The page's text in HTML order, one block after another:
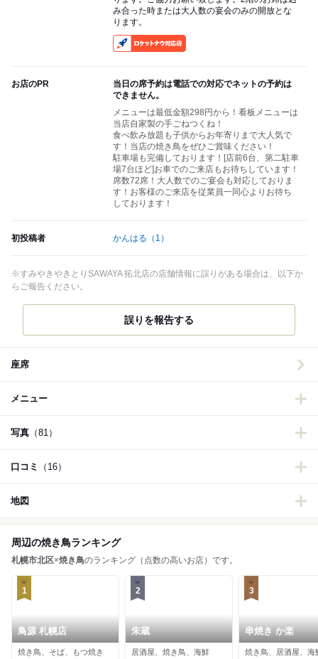
み合った時または大人数の宴会のみの開放とな
ります。
お店のPR
当日の席予約は電話での対応でネットの予約は
できません。
メニューは最低金額298円から！看板メニューは
当店自家製の手ごねつくね！
食べ飲み放題も子供からお年寄りまで大人気で
す！当店の焼き鳥をぜひご賞味ください！
駐車場も完備しております！[店前6台、第二駐車
場7台ほど]お車でのご来店もお待ちしています！
席数72席！大人数でのご宴会も対応しておりま
す！お客様のご来店を従業員一同心よりお待ち
しております！
初投稿者 かんはる （1）
※すみやきやきとりSAWAYA 拓北店の店舗情報に誤りがある場合は、以下か
らご報告ください。
誤りを報告する
座席
メニュー
写真 （81）
口コミ （16）
地図
周辺の焼き鳥ランキング
札幌市北区×焼き鳥のランキング（点数の高いお店）です。
1
鳥源 札幌店
焼き鳥、そば、もつ焼き
2
朱蔵
居酒屋、焼き鳥、海鮮
3
串焼き か楽
焼き鳥、居酒屋、海